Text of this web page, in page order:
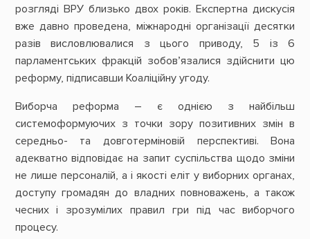
розгляді ВРУ близько двох років. Експертна дискусія
вже давно проведена, міжнародні організації десятки
разів висловлювалися з цього приводу, 5 із 6
парламентських фракцій зобов’язалися здійснити цю
реформу, підписавши Коаліційну угоду.
Виборча реформа – є однією з найбільш
системоформуючих з точки зору позитивних змін в
середньо- та довготерміновій перспективі. Вона
адекватно відповідає на запит суспільства щодо зміни
не лише персоналій, а і якості еліт у виборних органах,
доступу громадян до владних повноважень, а також
чесних і зрозумілих правил гри під час виборчого
процесу.